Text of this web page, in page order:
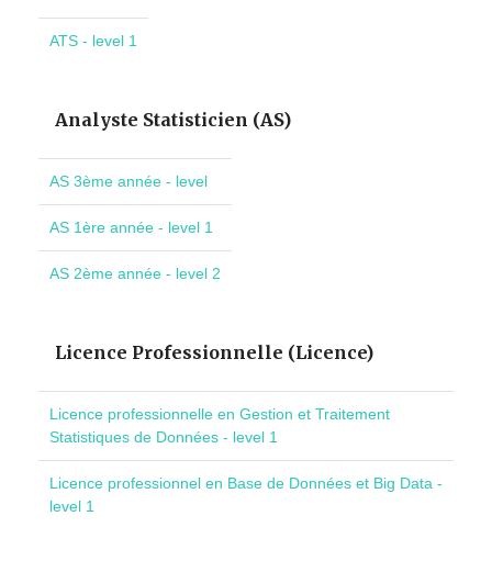
ATS - level 1
Analyste Statisticien (AS)
AS 3ème année - level
AS 1ère année - level 1
AS 2ème année - level 2
Licence Professionnelle (Licence)
Licence professionnelle en Gestion et Traitement
Statistiques de Données - level 1
Licence professionnel en Base de Données et Big Data -
level 1